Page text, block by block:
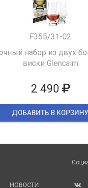
F355/31-02
набор из двух
виски Glencairn
2 490
ДОБАВИТЬ В КОРЗИНУ
НОВОСТИ